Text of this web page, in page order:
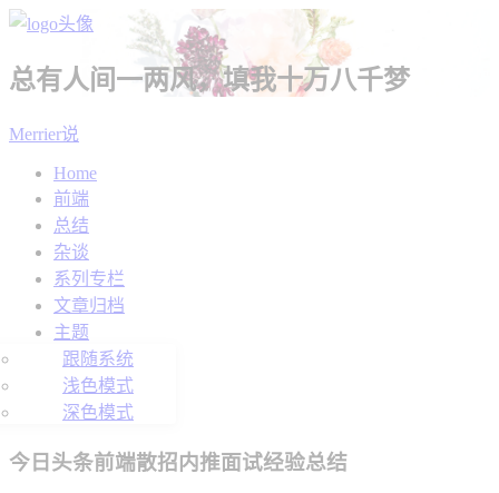
总有人间一两风，填我十万八千梦
Merrier说
Home
前端
总结
杂谈
系列专栏
文章归档
主题
跟随系统
浅色模式
深色模式
今日头条前端散招内推面试经验总结